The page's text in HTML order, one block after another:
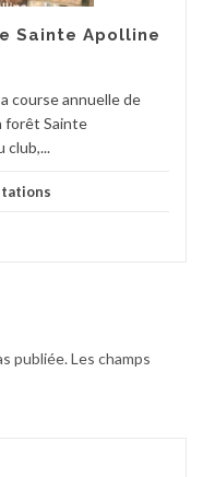
Sainte Apolline
course annuelle de
forêt Sainte
club,...
publiée.Les champs